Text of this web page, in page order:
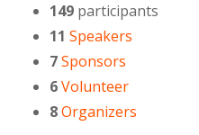
149 participants
11 Speakers
7Sponsors
6Volunteer
8Organizers